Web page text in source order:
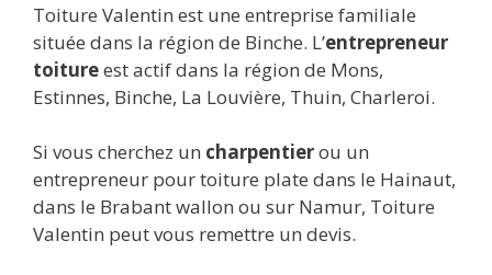
Toiture Valentin est une entreprise familiale
située dans la région de Binche. L’entrepreneur
toitureest actif dans la région de Mons,
Estinnes, Binche, La Louvière, Thuin, Charleroi.
Si vous cherchez un charpentierou un
entrepreneur pour toiture plate dans le Hainaut,
dans le Brabant wallon ou sur Namur, Toiture
Valentin peut vous remettre un devis.